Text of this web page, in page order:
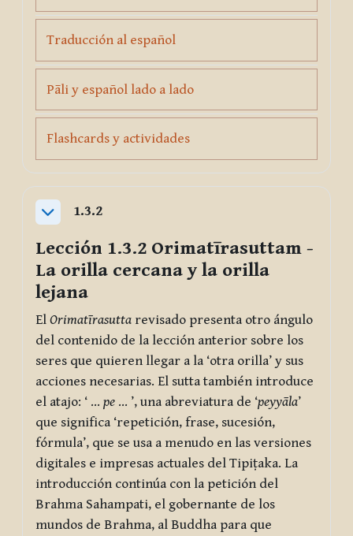
Traducción al españolPage
Pāli y español lado a ladoPage
Flashcards y actividadesPage
Collapse
1.3.2
Lección 1.3.2 Orimatīrasuttam -
La orilla cercana y la orilla
lejana
El Orimatīrasutta revisado presenta otro ángulo
del contenido de la lección anterior sobre los
seres que quieren llegar a la ‘otra orilla’ y sus
acciones necesarias. El sutta también introduce
el atajo: ‘ ... pe ... ’, una abreviatura de ‘peyyāla’
que significa ‘repetición, frase, sucesión,
fórmula’, que se usa a menudo en las versiones
digitales e impresas actuales del Tipiṭaka. La
introducción continúa con la petición del
Brahma Sahampati, el gobernante de los
mundos de Brahma, al Buddha para que